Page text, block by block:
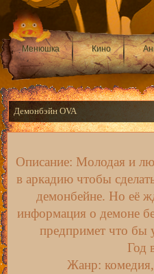
Менюшка Кино
Демонбэйн OVA
Описание: Молодая и
в аркадию чтобы
демонбейне. Но её
информация о демоне
предпримет что бы
Год
Жанр: комедия,